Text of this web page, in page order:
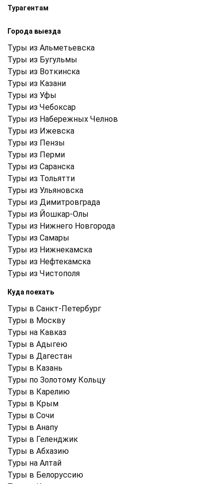
Турагентам
Города выезда
Туры из Альметьевска
Туры из Бугульмы
Туры из Воткинска
Туры из Казани
Туры из Уфы
Туры из Чебоксар
Туры из Набережных Челнов
Туры из Ижевска
Туры из Пензы
Туры из Перми
Туры из Саранска
Туры из Тольятти
Туры из Ульяновска
Туры из Димитровграда
Туры из Йошкар-Олы
Туры из Нижнего Новгорода
Туры из Самары
Туры из Нижнекамска
Туры из Нефтекамска
Туры из Чистополя
Куда поехать
Туры в Санкт-Петербург
Туры в Москву
Туры на Кавказ
Туры в Адыгею
Туры в Дагестан
Туры в Казань
Туры по Золотому Кольцу
Туры в Карелию
Туры в Крым
Туры в Cочи
Туры в Анапу
Туры в Геленджик
Туры в Абхазию
Туры на Алтай
Туры в Белоруссию